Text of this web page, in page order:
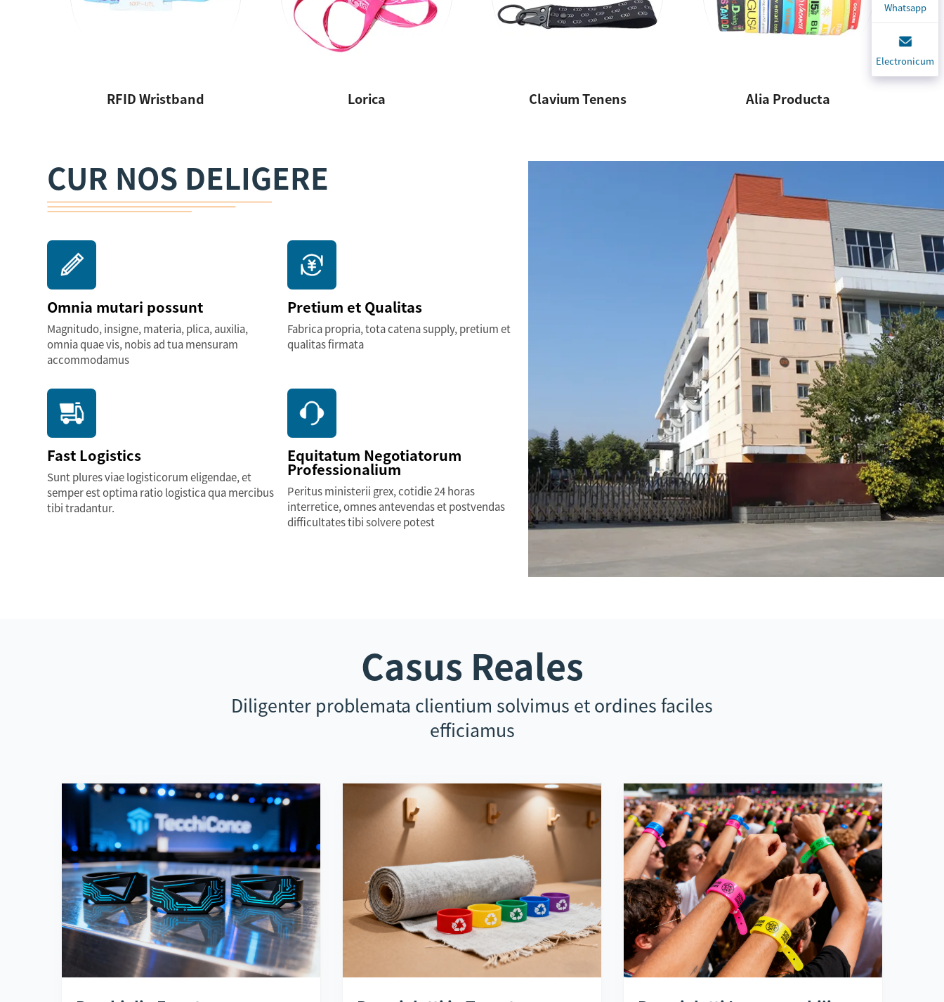
RFID Wristband Lorica Clavium Tenens Alia Producta
CUR NOS DELIGERE
Omnia mutari possunt
Magnitudo, insigne, materia, plica, auxilia,
omnia quae vis, nobis ad tua mensuram
accommodamus
Pretium et Qualitas
Fabrica propria, tota catena supply, pretium et
qualitas firmata
Fast Logistics
Sunt plures viae logisticorum eligendae, et
semper est optima ratio logistica qua mercibus
tibi tradantur.
Equitatum Negotiatorum
Professionalium
Peritus ministerii grex, cotidie 24 horas
interretice, omnes antevendas et postvendas
difficultates tibi solvere potest
Casus Reales
Diligenter problemata clientium solvimus et ordines faciles
efficiamus
Whatsapp
Electronicum